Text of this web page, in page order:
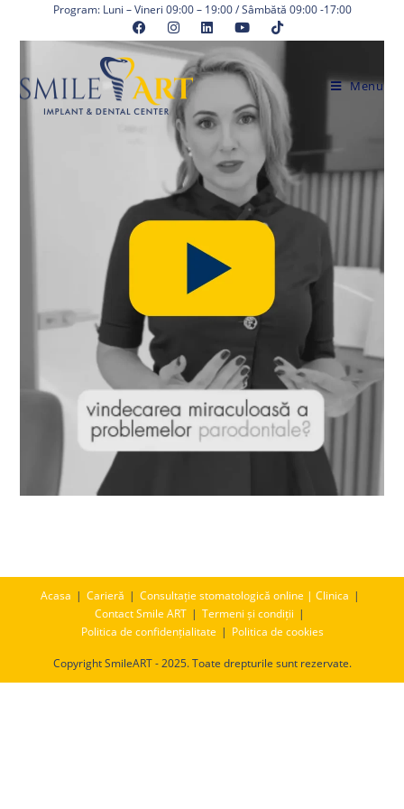
Program: Luni – Vineri 09:00 – 19:00 / Sâmbătă 09:00 -17:00
Menu
Acasa Carieră
Consultație stomatologică online | Clinica
Contact Smile ART
Termeni și condiții
Politica de confidențialitate
Politica de cookies
Copyright SmileART - 2025. Toate drepturile sunt rezervate.